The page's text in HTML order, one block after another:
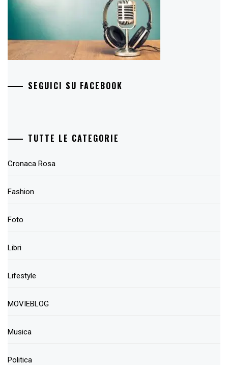
SEGUICI SU FACEBOOK
TUTTE LE CATEGORIE
Cronaca Rosa
Fashion
Foto
Libri
Lifestyle
MOVIEBLOG
Musica
Politica